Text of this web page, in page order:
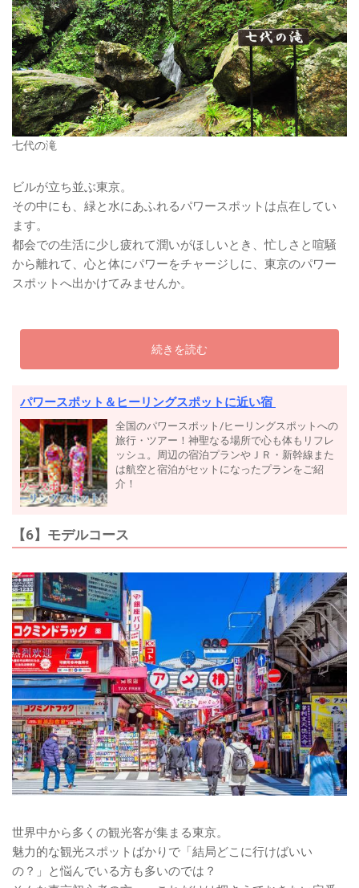
七代の滝
ビルが立ち並ぶ東京。
その中にも、緑と水にあふれるパワースポットは点在してい
ます。
都会での生活に少し疲れて潤いがほしいとき、忙しさと喧騒
から離れて、心と体にパワーをチャージしに、東京のパワー
スポットへ出かけてみませんか。
続きを読む
パワースポット＆ヒーリングスポットに近い宿
全国のパワースポット/ヒーリングスポットへの
旅行・ツアー！神聖なる場所で心も体もリフレ
ッシュ。周辺の宿泊プランやＪＲ・新幹線また
は航空と宿泊がセットになったプランをご紹
介！
【6】モデルコース
世界中から多くの観光客が集まる東京。
魅力的な観光スポットばかりで「結局どこに行けばいい
の？」と悩んでいる方も多いのでは？